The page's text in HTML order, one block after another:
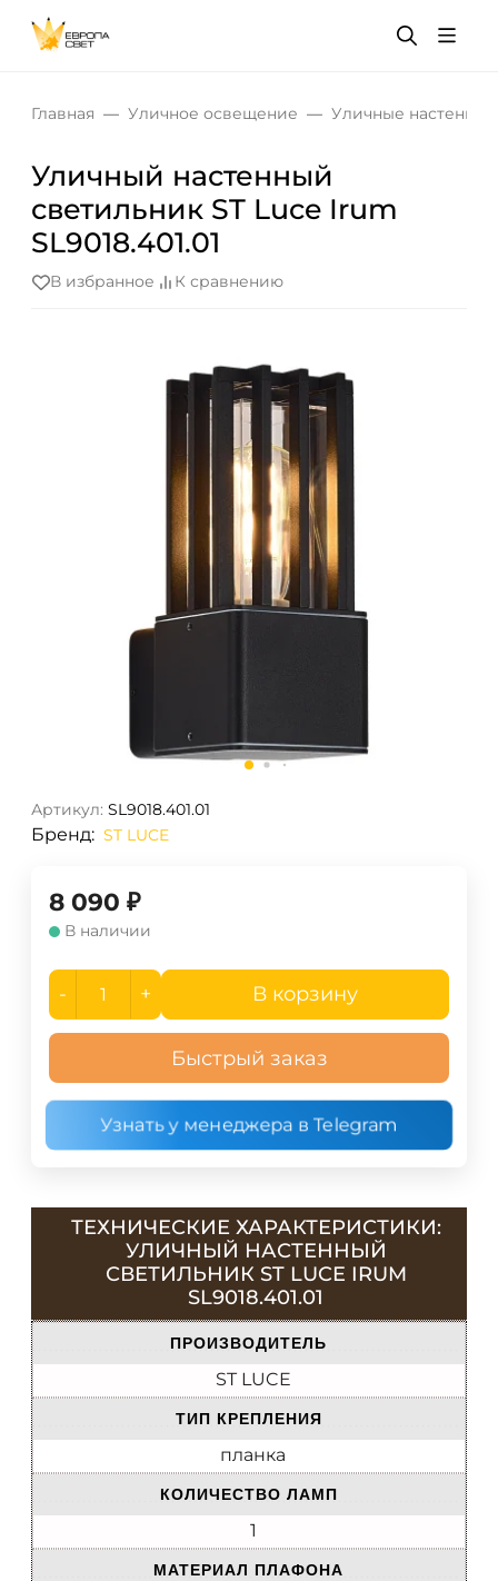
Главная Уличное освещение Уличные
Уличный настенный
светильник ST Luce Irum
SL9018.401.01
В избранное К сравнению
Артикул: SL9018.401.01
Бренд: ST LUCE
8 090 ₽
В наличии
- + В корзину
Быстрый заказ
Узнать у менеджера в Telegram
ТЕХНИЧЕСКИЕ ХАРАКТЕРИСТИКИ:
УЛИЧНЫЙ НАСТЕННЫЙ
СВЕТИЛЬНИК ST LUCE IRUM
SL9018.401.01
ПРОИЗВОДИТЕЛЬ
ST LUCE
ТИП КРЕПЛЕНИЯ
планка
КОЛИЧЕСТВО ЛАМП
1
МАТЕРИАЛ ПЛАФОНА